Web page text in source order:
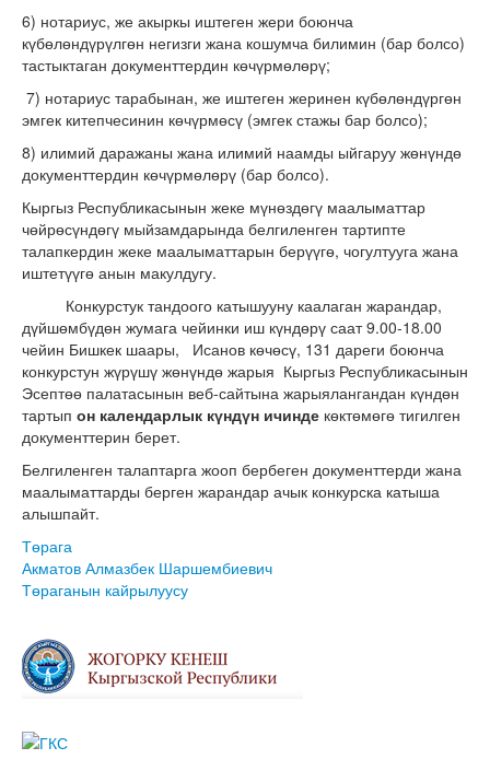
6) нотариус, же акыркы иштеген жери боюнча
күбөлөндүрүлгөн негизги жана кошумча билимин (бар болсо)
тастыктаган документтердин көчүрмөлөрү;
7) нотариус тарабынан, же иштеген жеринен күбөлөндүргөн
эмгек китепчесинин көчүрмөсү (эмгек стажы бар болсо);
8) илимий даражаны жана илимий наамды ыйгаруу жөнүндө
документтердин көчүрмөлөрү (бар болсо).
Кыргыз Республикасынын жеке мүнөздөгү маалыматтар
чөйрөсүндөгү мыйзамдарында белгиленген тартипте
талапкердин жеке маалыматтарын берүүгө, чогултууга жана
иштетүүгө анын макулдугу.
Конкурстук тандоого катышууну каалаган жарандар,
дүйшөмбүдөн жумага чейинки иш күндөрү саат 9.00-18.00
чейин Бишкек шаары, Исанов көчөсү, 131 дареги боюнча
конкурстун жүрүшү жөнүндө жарыя Кыргыз Республикасынын
Эсептөө палатасынын веб-сайтына жарыялангандан күндөн
тартып он календарлык күндүн ичинде көктөмөгө тигилген
документтерин берет.
Белгиленген талаптарга жооп бербеген документтерди жана
маалыматтарды берген жарандар ачык конкурска катыша
алышпайт.
Төрага
Акматов Алмазбек Шаршембиевич
Төраганын кайрылуусу